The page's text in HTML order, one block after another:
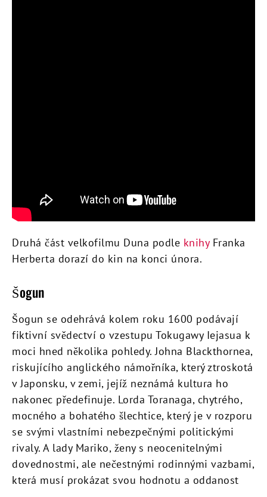
Druhá část velkofilmu Duna podle knihy Franka
Herberta dorazí do kin na konci února.
Šogun
Šogun se odehrává kolem roku 1600 podávají
fiktivní svědectví o vzestupu Tokugawy Iejasua k
moci hned několika pohledy.Johna Blackthornea,
riskujícího anglického námořníka, který ztroskotá
v Japonsku, v zemi, jejíž neznámá kultura ho
nakonec předefinuje. Lorda Toranaga, chytrého,
mocného a bohatého šlechtice, který je v rozporu
se svými vlastními nebezpečnými politickými
rivaly. A lady Mariko, ženy s neocenitelnými
dovednostmi, ale nečestnými rodinnými vazbami,
která musí prokázat svou hodnotu a oddanost